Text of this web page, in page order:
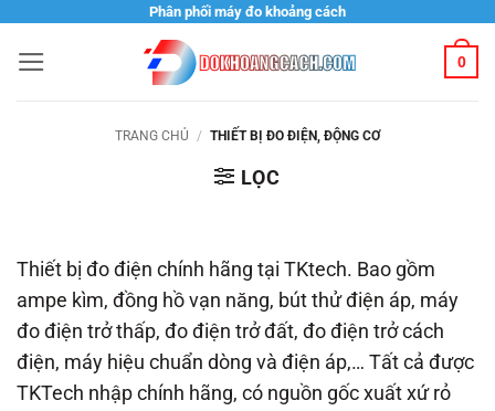
nội
Phân phối máy đo khoảng cách
0
TRANG CHỦ / THIẾT BỊ ĐO ĐIỆN, ĐỘNG CƠ
LỌC
Thiết bị đo điện chính hãng tại TKtech. Bao gồm
ampe kìm, đồng hồ vạn năng, bút thử điện áp, máy
đo điện trở thấp, đo điện trở đất, đo điện trở cách
điện, máy hiệu chuẩn dòng và điện áp,… Tất cả được
TKTech nhập chính hãng, có nguồn gốc xuất xứ rỏ